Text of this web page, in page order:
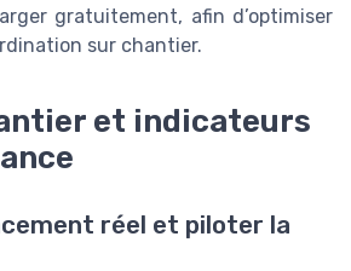
gratuitement, afin d’optimiser
sur chantier.
et indicateurs
réel et piloter la